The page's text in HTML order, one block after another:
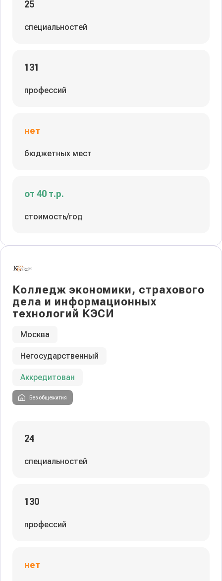
25
специальностей
131
профессий
нет
бюджетных мест
от 40 т.р.
стоимость/год
Колледж экономики, страхового
дела и информационных
технологий КЭСИ
Москва
Негосударственный
Аккредитован
Без общежития
24
специальностей
130
профессий
нет